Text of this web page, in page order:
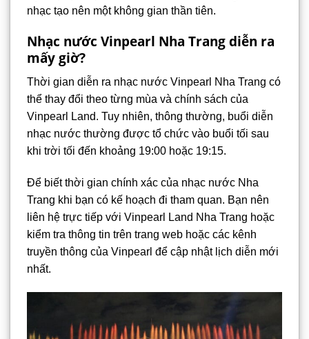
nhạc tạo nên một không gian thần tiên.
Nhạc nước Vinpearl Nha Trang diễn ra
mấy giờ?
Thời gian diễn ra nhạc nước Vinpearl Nha Trang có
thể thay đổi theo từng mùa và chính sách của
Vinpearl Land. Tuy nhiên, thông thường, buổi diễn
nhạc nước thường được tổ chức vào buổi tối sau
khi trời tối đến khoảng 19:00 hoặc 19:15.
Để biết thời gian chính xác của nhạc nước Nha
Trang khi bạn có kế hoạch đi tham quan. Bạn nên
liên hệ trực tiếp với Vinpearl Land Nha Trang hoặc
kiểm tra thông tin trên trang web hoặc các kênh
truyền thông của Vinpearl để cập nhật lịch diễn mới
nhất.